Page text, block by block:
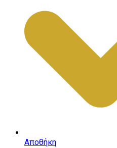
Αποθήκη